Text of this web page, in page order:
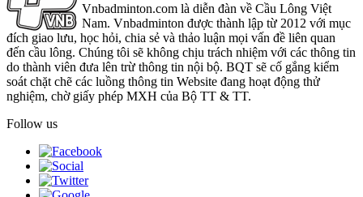
Vnbadminton.com là diễn đàn về Cầu Lông Việt
Nam. Vnbadminton được thành lập từ 2012 với mục
đích giao lưu, học hỏi, chia sẻ và thảo luận mọi vấn đề liên quan
đến cầu lông. Chúng tôi sẽ không chịu trách nhiệm với các thông tin
do thành viên đưa lên trừ thông tin nội bộ. BQT sẽ cố gắng kiểm
soát chặt chẽ các luồng thông tin Website đang hoạt động thử
nghiệm, chờ giấy phép MXH của Bộ TT & TT.
Follow us